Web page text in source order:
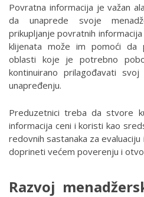
Povratna informacija je važan
da unaprede svoje
prikupljanje povratnih
klijenata može im pomoći da
oblasti koje je potrebno
kontinuirano prilagođavati
unapređenju.
Preduzetnici treba da stvore
informacija ceni i koristi kao
redovnih sastanaka za
doprineti većem poverenju i
Razvoj